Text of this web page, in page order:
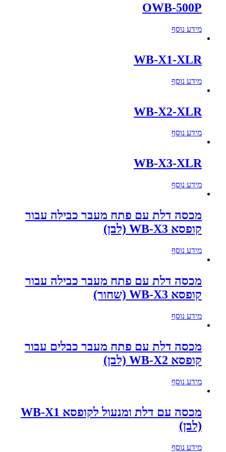
OWB-500P
מידע נוסף
WB-X1-XLR
מידע נוסף
WB-X2-XLR
מידע נוסף
WB-X3-XLR
מידע נוסף
מכסה דלת עם פתח מעבר כבילה עבור
קופסא WB-X3 (לבן)
מידע נוסף
מכסה דלת עם פתח מעבר כבילה עבור
קופסא WB-X3 (שחור)
מידע נוסף
מכסה דלת עם פתח מעבר כבלים עבור
קופסא WB-X2 (לבן)
מידע נוסף
מכסה עם דלת ומנעול לקופסא WB-X1
(לבן)
מידע נוסף